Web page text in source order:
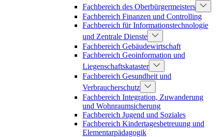
Fachbereich des Oberbürgermeisters
Fachbereich Finanzen und Controlling
Fachbereich für Informationstechnologie
und Zentrale Dienste
Fachbereich Gebäudewirtschaft
Fachbereich Geoinformation und
Liegenschaftskataster
Fachbereich Gesundheit und
Verbraucherschutz
Fachbereich Integration, Zuwanderung
und Wohnraumsicherung
Fachbereich Jugend und Soziales
Fachbereich Kindertagesbetreuung und
Elementarpädagogik